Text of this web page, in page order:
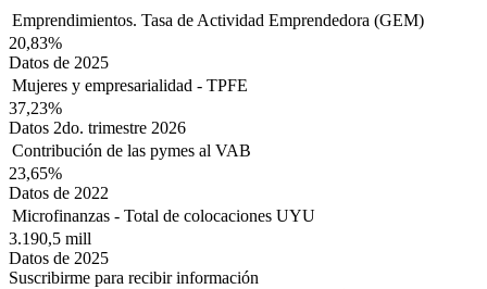
Emprendimientos. Tasa de Actividad Emprendedora (GEM)
20,83%
Datos de 2025
Mujeres y empresarialidad - TPFE
37,23%
Datos 2do. trimestre 2026
Contribución de las pymes al VAB
23,65%
Datos de 2022
Microfinanzas - Total de colocaciones UYU
3.190,5 mill
Datos de 2025
Suscribirme para recibir información